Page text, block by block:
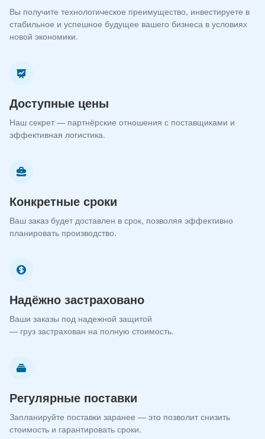
Вы получите технологическое преимущество, инвестируете в
стабильное и успешное будущее вашего бизнеса в условиях
новой экономики.
Доступные цены
Наш секрет — партнёрские отношения с поставщиками и
эффективная логистика.
Конкретные сроки
Ваш заказ будет доставлен в срок, позволяя эффективно
планировать производство.
Надёжно застраховано
Ваши заказы под надежной защитой
— груз застрахован на полную стоимость.
Регулярные поставки
Запланируйте поставки заранее — это позволит снизить
стоимость и гарантировать сроки.